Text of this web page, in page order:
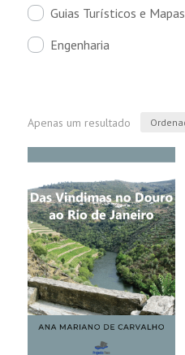
Guias Turísticos e Mapas
Engenharia
Apenas um resultado